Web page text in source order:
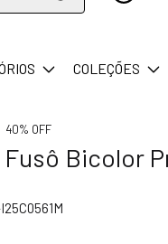
COLEÇÕES
40% OFF
Bicolor